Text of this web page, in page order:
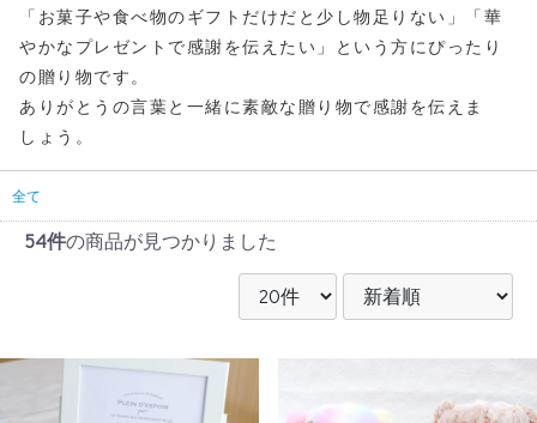
「お菓子や食べ物のギフトだけだと少し物足りない」「華
やかなプレゼントで感謝を伝えたい」という方にぴったり
の贈り物です。
ありがとうの言葉と一緒に素敵な贈り物で感謝を伝えま
しょう。
全て
54件の商品が見つかりました